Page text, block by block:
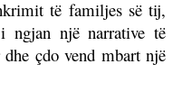
të familjes së tij,
ngjan një narrative të
çdo vend mbart një